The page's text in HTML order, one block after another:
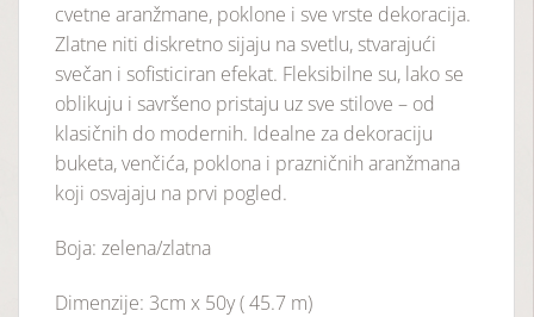
cvetne aranžmane, poklone i sve vrste dekoracija.
Zlatne niti diskretno sijaju na svetlu, stvarajući
svečan i sofisticiran efekat. Fleksibilne su, lako se
oblikuju i savršeno pristaju uz sve stilove – od
klasičnih do modernih. Idealne za dekoraciju
buketa, venčića, poklona i prazničnih aranžmana
koji osvajaju na prvi pogled.
Boja: zelena/zlatna
Dimenzije: 3cm x 50y ( 45.7 m)